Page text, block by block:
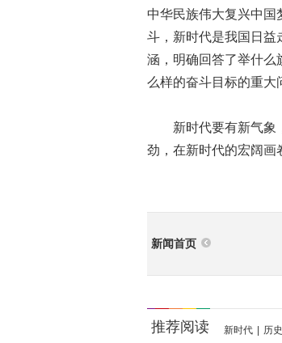
中华民族伟大复兴中国
斗，新时代是我国日益
涵，明确回答了举什么
么样的奋斗目标的重大
新时代要有新气象，
劲，在新时代的宏阔画
新闻首页
推荐阅读 新时代 历